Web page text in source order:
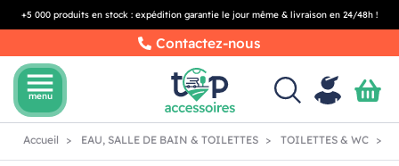
+5 000 produits en stock : expédition garantie le jour même & livraison en 24/48h !
Contactez-nous
menu
menu
Accueil EAU, SALLE DE BAIN & TOILETTES TOILETTES & WC